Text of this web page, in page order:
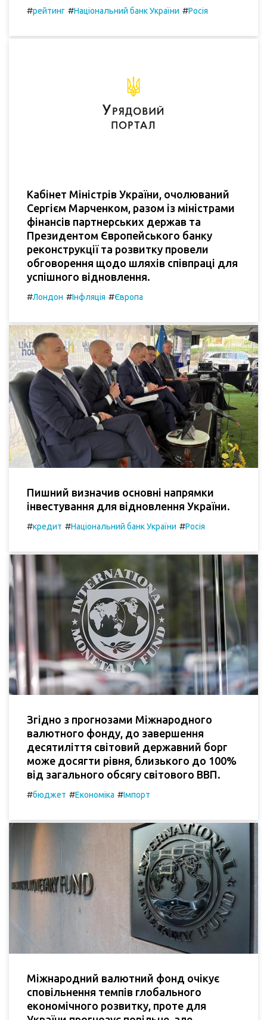
#рейтинг #Національний банк України #Росія
Кабінет Міністрів України, очолюваний
Сергієм Марченком, разом із міністрами
фінансів партнерських держав та
Президентом Європейського банку
реконструкції та розвитку провели
обговорення щодо шляхів співпраці для
успішного відновлення.
#Лондон #Інфляція #Європа
Пишний визначив основні напрямки
інвестування для відновлення України.
#кредит #Національний банк України #Росія
Згідно з прогнозами Міжнародного
валютного фонду, до завершення
десятиліття світовий державний борг
може досягти рівня, близького до 100%
від загального обсягу світового ВВП.
#бюджет #Економіка #Імпорт
Міжнародний валютний фонд очікує
сповільнення темпів глобального
економічного розвитку, проте для